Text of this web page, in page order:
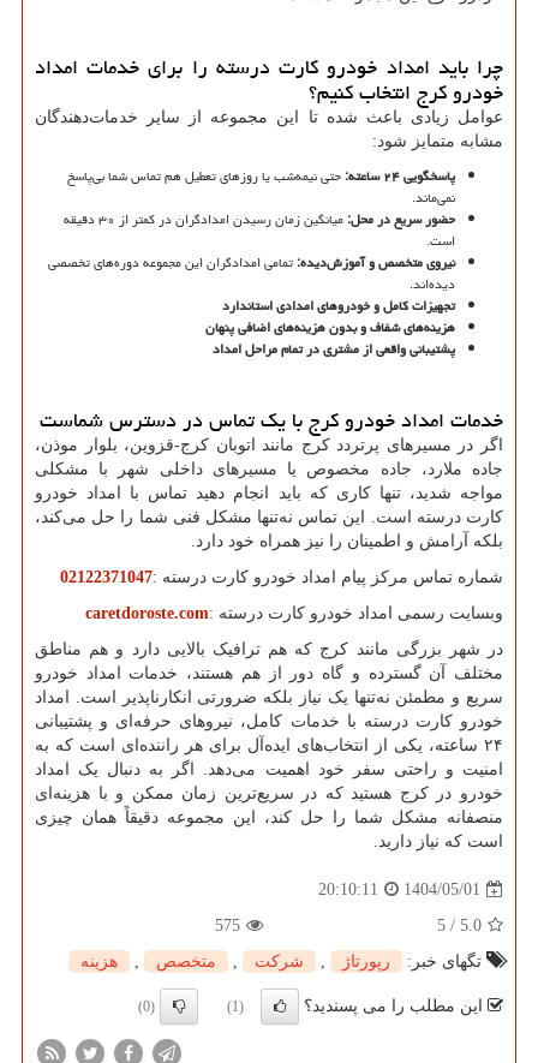
چرا باید امداد خودرو کارت درسته را برای خدمات امداد
خودرو کرج انتخاب کنیم؟
عوامل زیادی باعث شده تا این مجموعه از سایر خدمات‌دهندگان
مشابه متمایز شود:
پاسخگویی۲۴ساعته:حتی نیمه‌شب یا روزهای تعطیل هم تماس شما بی‌پاسخ
نمی‌ماند.
حضور سریع در محل:
میانگین زمان رسیدن امدادگران در کمتر از ۳۰ دقیقه
است.
نیروی متخصص و آموزش‌دیده:تمامی امدادگران این مجموعه دوره‌های تخصصی
دیده‌اند.
تجهیزات کامل و خودروهای امدادی استاندارد
هزینه‌های شفاف و بدون هزینه‌های اضافی پنهان
پشتیبانی واقعی از مشتری در تمام مراحل امداد
خدمات امداد خودرو کرج با یک تماس در دسترس شماست
اگر در مسیرهای پرتردد کرج مانند اتوبان کرج-قزوین، بلوار موذن،
جاده ملارد، جاده مخصوص یا مسیرهای داخلی شهر با مشکلی
مواجه شدید، تنها کاری که باید انجام دهید تماس با امداد خودرو
کارت درسته است. این تماس نه‌تنها مشکل فنی شما را حل می‌کند،
بلکه آرامش و اطمینان را نیز همراه خود دارد.
شماره تماس مرکز پیام امداد خودرو کارت درسته :
02122371047
وبسایت رسمی امداد خودرو کارت درسته :
caretdoroste.com
در شهر بزرگی مانند کرج که هم ترافیک بالایی دارد و هم مناطق
مختلف آن گسترده و گاه دور از هم هستند، خدمات امداد خودرو
سریع و مطمئن نه‌تنها یک نیاز بلکه ضرورتی انکارناپذیر است. امداد
خودرو کارت درسته با خدمات کامل، نیروهای حرفه‌ای و پشتیبانی
۲۴ ساعته، یکی از انتخاب‌های ایده‌آل برای هر راننده‌ای است که به
امنیت و راحتی سفر خود اهمیت می‌دهد. اگر به دنبال یک امداد
خودرو در کرج هستید که در سریع‌ترین زمان ممکن و با هزینه‌ای
منصفانه مشکل شما را حل کند، این مجموعه دقیقاً همان چیزی
است که نیاز دارید.
1404/05/01
20:10:11
5.0
/
5
575
تگهای خبر:
رپورتاژ , شركت , متخصص , هزینه
این مطلب را می پسندید؟ (1)
(0)